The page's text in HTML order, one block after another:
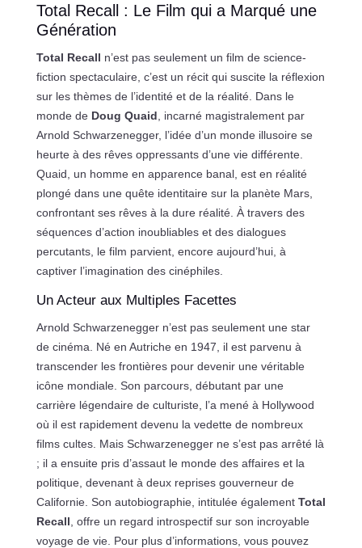
Total Recall : Le Film qui a Marqué une
Génération
Total Recall n’est pas seulement un film de science-
fiction spectaculaire, c’est un récit qui suscite la réflexion
sur les thèmes de l’identité et de la réalité. Dans le
monde de Doug Quaid , incarné magistralement par
Arnold Schwarzenegger, l’idée d’un monde illusoire se
heurte à des rêves oppressants d’une vie différente.
Quaid, un homme en apparence banal, est en réalité
plongé dans une quête identitaire sur la planète Mars,
confrontant ses rêves à la dure réalité. À travers des
séquences d’action inoubliables et des dialogues
percutants, le film parvient, encore aujourd’hui, à
captiver l’imagination des cinéphiles.
Un Acteur aux Multiples Facettes
Arnold Schwarzenegger n’est pas seulement une star
de cinéma. Né en Autriche en 1947, il est parvenu à
transcender les frontières pour devenir une véritable
icône mondiale. Son parcours, débutant par une
carrière légendaire de culturiste, l’a mené à Hollywood
où il est rapidement devenu la vedette de nombreux
films cultes. Mais Schwarzenegger ne s’est pas arrêté là
; il a ensuite pris d’assaut le monde des affaires et la
politique, devenant à deux reprises gouverneur de
Californie. Son autobiographie, intitulée également Total
Recall , offre un regard introspectif sur son incroyable
voyage de vie. Pour plus d’informations, vous pouvez